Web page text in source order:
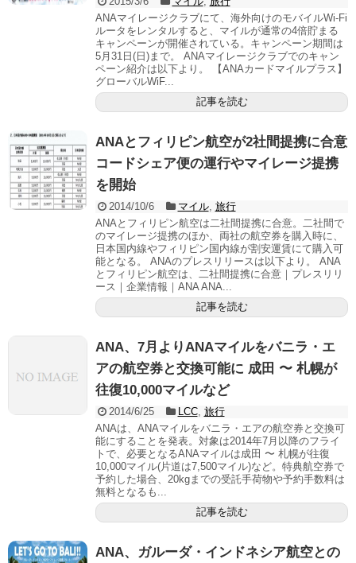
ANAマイレージクラブにて、海外向けのモバイルWi-Fi
ルータをレンタルすると、マイルが通常の4倍貯まる
キャンペーンが開催されている。キャンペーン期間は
5月31日(日)まで。 ANAマイレージクラブでのキャン
ペーン紹介は以下より。 【ANAカードマイルプラス】
グローバルWiF...
記事を読む
ANAとフィリピン航空が2社間提携に合意
コードシェア便の運行やマイレージ提携
を開始
2014/10/6 マイル, 旅行
ANAとフィリピン航空は二社間提携に合意。二社間で
のマイレージ提携のほか、両社の航空券を購入時に、
日本国内線やフィリピン国内線が割安運賃にて購入可
能となる。 ANAのプレスリリースは以下より。 ANA
とフィリピン航空は、二社間提携に合意｜プレスリリ
ース｜企業情報｜ANA ANA...
記事を読む
ANA、7月よりANAマイルをバニラ・エ
アの航空券と交換可能に 成田 〜 札幌が
往復10,000マイルなど
2014/6/25 LCC, 旅行
ANAは、ANAマイルをバニラ・エアの航空券と交換可
能にすることを発表。対象は2014年7月以降のフライ
トで、必要となるANAマイルは成田 〜 札幌が往復
10,000マイル(片道は7,500マイル)など。特典航空券で
予約した場合、20kgまでの受託手荷物や予約手数料は
無料となるも...
記事を読む
ANA、ガルーダ・インドネシア航空との